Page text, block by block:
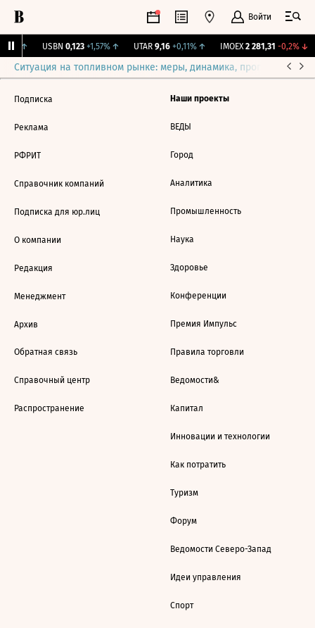
Войти
↑ USBN 0,123 +1,57%↑ UTAR 9,16 +0,11%↑ IMOEX 2 281,31 -0,2%↓
Ситуация на топливном рынке: меры, динамика, прогнозы
Подписка
Реклама
РФРИТ
Справочник компаний
Подписка для юр.лиц
О компании
Редакция
Менеджмент
Архив
Обратная связь
Справочный центр
Распространение
Наши проекты
ВЕДЫ
Город
Аналитика
Промышленность
Наука
Здоровье
Конференции
Премия Импульс
Правила торговли
Ведомости&
Капитал
Инновации и технологии
Как потратить
Туризм
Форум
Ведомости Северо-Запад
Идеи управления
Спорт